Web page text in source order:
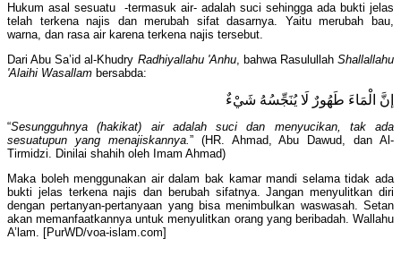
Hukum asal sesuatu -termasuk air- adalah suci sehingga ada bukti jelas
telah terkena najis dan merubah sifat dasarnya. Yaitu merubah bau,
warna, dan rasa air karena terkena najis tersebut.
Dari Abu Sa’id al-Khudry Radhiyallahu 'Anhu, bahwa Rasulullah Shallallahu
'Alaihi Wasallam bersabda:
إنَّ الْمَاءَ طَهُورٌ لَا يُنَجِّسُهُ شَيْءٌ
“Sesungguhnya (hakikat) air adalah suci dan menyucikan, tak ada
sesuatupun yang menajiskannya.” (HR. Ahmad, Abu Dawud, dan Al-
Tirmidzi. Dinilai shahih oleh Imam Ahmad)
Maka boleh menggunakan air dalam bak kamar mandi selama tidak ada
bukti jelas terkena najis dan berubah sifatnya. Jangan menyulitkan diri
dengan pertanyan-pertanyaan yang bisa menimbulkan waswasah. Setan
akan memanfaatkannya untuk menyulitkan orang yang beribadah. Wallahu
A’lam. [PurWD/voa-islam.com]